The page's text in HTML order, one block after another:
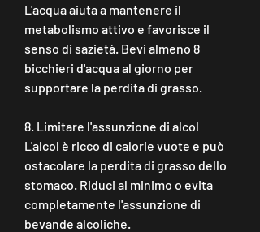
L'acqua aiuta a mantenere il
metabolismo attivo e favorisce il
senso di sazietà. Bevi almeno 8
bicchieri d'acqua al giorno per
supportare la perdita di grasso.
8. Limitare l'assunzione di alcol
L'alcol è ricco di calorie vuote e può
ostacolare la perdita di grasso dello
stomaco. Riduci al minimo o evita
completamente l'assunzione di
bevande alcoliche.